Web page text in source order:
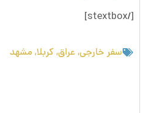
[/stextbox]
سفر خارجی, عراق,کربلا, مشهد